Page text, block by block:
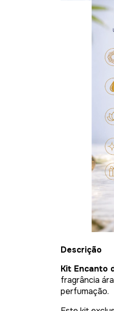
Descrição
Kit Encanto
fragrância
perfumação.